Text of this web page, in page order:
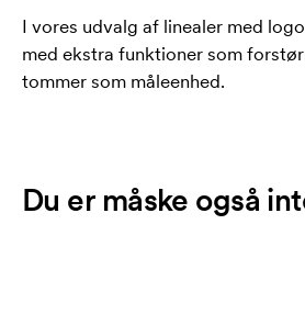
I vores udvalg af linealer med
med ekstra funktioner som
tommer som måleenhed.
Du er måske også